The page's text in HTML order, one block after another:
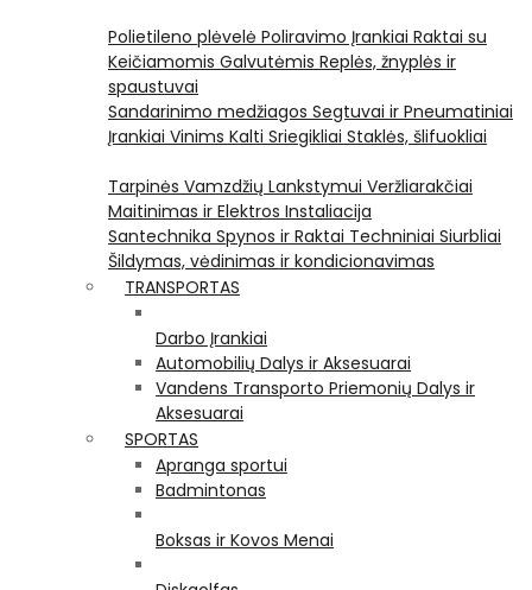
Polietileno plėvelė Poliravimo Įrankiai Raktai su
Keičiamomis Galvutėmis Replės, žnyplės ir
spaustuvai
Sandarinimo medžiagos Segtuvai ir Pneumatiniai
Įrankiai Vinims Kalti Sriegikliai Staklės, šlifuokliai
Tarpinės Vamzdžių Lankstymui Veržliarakčiai
Maitinimas ir Elektros Instaliacija
Santechnika Spynos ir Raktai Techniniai Siurbliai
Šildymas, vėdinimas ir kondicionavimas
TRANSPORTAS
Darbo Įrankiai
Automobilių Dalys ir Aksesuarai
Vandens Transporto Priemonių Dalys ir
Aksesuarai
SPORTAS
Apranga sportui
Badmintonas
Boksas ir Kovos Menai